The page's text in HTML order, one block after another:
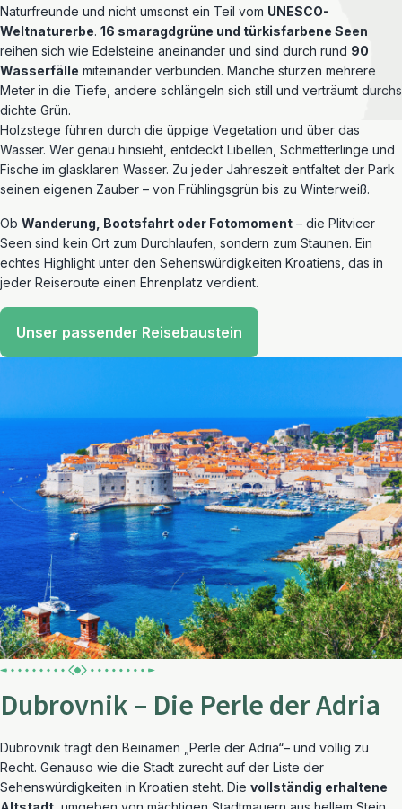
Naturfreunde und nicht umsonst ein Teil vom UNESCO-
Weltnaturerbe. 16 smaragdgrüne und türkisfarbene Seen
reihen sich wie Edelsteine aneinander und sind durch rund 90
Wasserfälle miteinander verbunden. Manche stürzen mehrere
Meter in die Tiefe, andere schlängeln sich still und verträumt durchs
dichte Grün.
Holzstege führen durch die üppige Vegetation und über das
Wasser. Wer genau hinsieht, entdeckt Libellen, Schmetterlinge und
Fische im glasklaren Wasser. Zu jeder Jahreszeit entfaltet der Park
seinen eigenen Zauber – von Frühlingsgrün bis zu Winterweiß.
Ob Wanderung, Bootsfahrt oder Fotomoment – die Plitvicer
Seen sind kein Ort zum Durchlaufen, sondern zum Staunen. Ein
echtes Highlight unter den Sehenswürdigkeiten Kroatiens, das in
jeder Reiseroute einen Ehrenplatz verdient.
Unser passender Reisebaustein
Dubrovnik – Die Perle der Adria
Dubrovnik trägt den Beinamen „Perle der Adria“– und völlig zu
Recht. Genauso wie die Stadt zurecht auf der Liste der
Sehenswürdigkeiten in Kroatien steht. Die vollständig erhaltene